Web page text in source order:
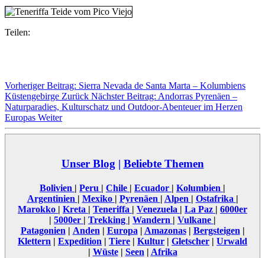
Teilen:
Vorheriger Beitrag: Sierra Nevada de Santa Marta – Kolumbiens
Küstengebirge Zurück Nächster Beitrag: Andorras Pyrenäen –
Naturparadies, Kulturschatz und Outdoor-Abenteuer im Herzen
Europas Weiter
Unser Blog | Beliebte Themen
Bolivien | Peru | Chile | Ecuador | Kolumbien |
Argentinien | Mexiko | Pyrenäen | Alpen | Ostafrika |
Marokko | Kreta | Teneriffa | Venezuela | La Paz | 6000er
| 5000er | Trekking | Wandern | Vulkane |
Patagonien | Anden | Europa | Amazonas| Bergsteigen |
Klettern | Expedition | Tiere | Kultur | Gletscher | Urwald
| Wüste| Seen | Afrika